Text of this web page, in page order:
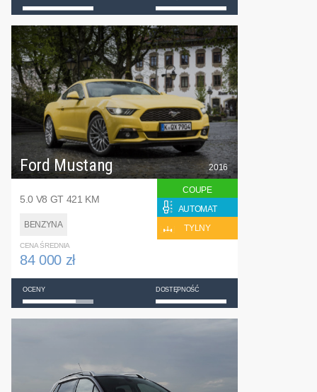
Ford Mustang
5.0 V8 GT 421 KM
BENZYNA
2016
COUPE
AUTOMAT
TYLNY
CENA ŚREDNIA
84 000 zł
OCENY DOSTĘPNOŚĆ